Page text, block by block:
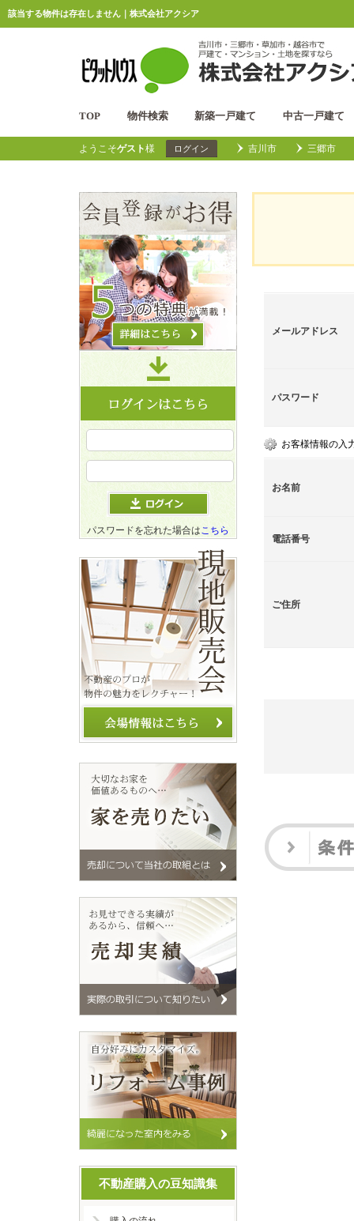
該当する物件は存在しません｜株式会社アクシア
TOP 物件検索 新築一戸建て 中古一戸建て
ようこそゲスト様 ログイン 吉川市 三郷市
メールアドレス
パスワード
お客様情報の入
お名前
電話番号
ご住所
パスワードを忘れた場合はこちら
不動産購入の豆知識集